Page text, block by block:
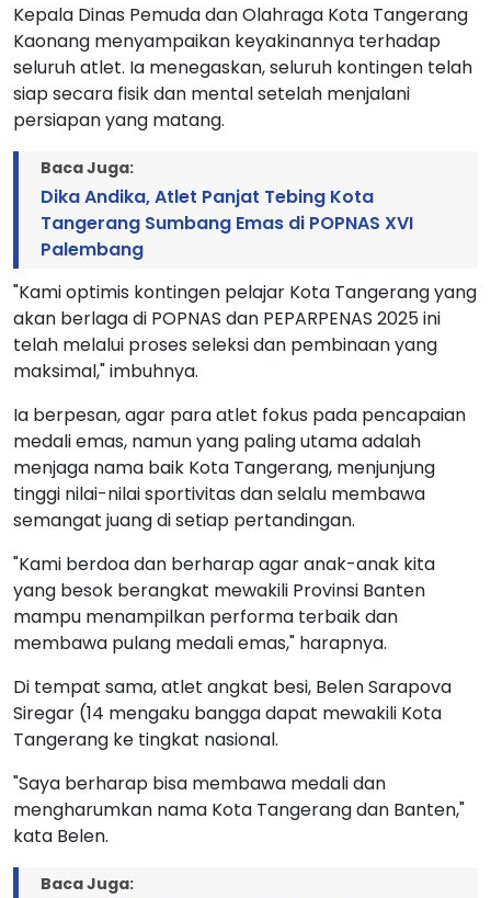
Kepala Dinas Pemuda dan Olahraga Kota Tangerang
Kaonang menyampaikan keyakinannya terhadap
seluruh atlet. Ia menegaskan, seluruh kontingen telah
siap secara fisik dan mental setelah menjalani
persiapan yang matang.
Baca Juga:
Dika Andika, Atlet Panjat Tebing Kota
Tangerang Sumbang Emas di POPNAS XVI
Palembang
"Kami optimis kontingen pelajar Kota Tangerang yang
akan berlaga di POPNAS dan PEPARPENAS 2025 ini
telah melalui proses seleksi dan pembinaan yang
maksimal," imbuhnya.
Ia berpesan, agar para atlet fokus pada pencapaian
medali emas, namun yang paling utama adalah
menjaga nama baik Kota Tangerang, menjunjung
tinggi nilai-nilai sportivitas dan selalu membawa
semangat juang di setiap pertandingan.
"Kami berdoa dan berharap agar anak-anak kita
yang besok berangkat mewakili Provinsi Banten
mampu menampilkan performa terbaik dan
membawa pulang medali emas," harapnya.
Di tempat sama, atlet angkat besi, Belen Sarapova
Siregar (14 mengaku bangga dapat mewakili Kota
Tangerang ke tingkat nasional.
"Saya berharap bisa membawa medali dan
mengharumkan nama Kota Tangerang dan Banten,"
kata Belen.
Baca Juga: